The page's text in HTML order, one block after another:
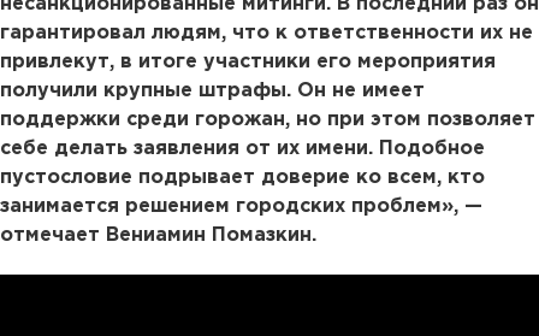
несанкционированные митинги. В последний раз он
гарантировал людям, что к ответственности их не
привлекут, в итоге участники его мероприятия
получили крупные штрафы. Он не имеет
поддержки среди горожан, но при этом позволяет
себе делать заявления от их имени. Подобное
пустословие подрывает доверие ко всем, кто
занимается решением городских проблем», —
отмечает Вениамин Помазкин.